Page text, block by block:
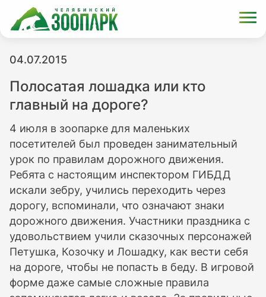
04.07.2015
Полосатая лошадка или кто
главный на дороге?
4 июля в зоопарке для маленьких
посетителей был проведен занимательный
урок по правилам дорожного движения.
Ребята с настоящим инспектором ГИБДД
искали зебру, учились переходить через
дорогу, вспоминали, что означают знаки
дорожного движения. Участники праздника с
удовольствием учили сказочных персонажей
Петушка, Козочку и Лошадку, как вести себя
на дороге, чтобы не попасть в беду. В игровой
форме даже самые сложные правила